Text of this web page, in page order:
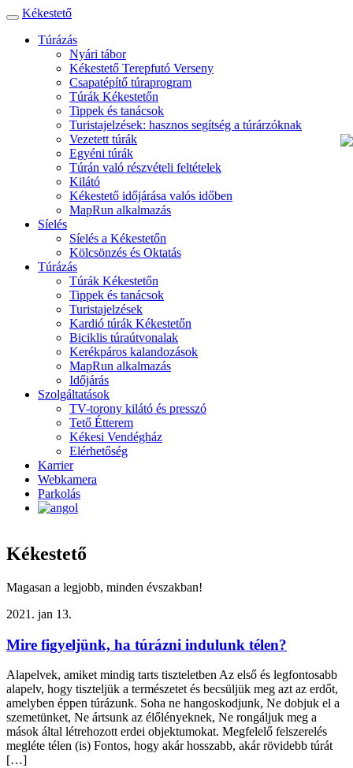
Toggle
navigation
Kékestető
Túrázás
Nyári tábor
Kékestető Terepfutó Verseny
Csapatépítő túraprogram
Túrák Kékestetőn
Tippek és tanácsok
Turistajelzések: hasznos segítség a túrárzóknak
Vezetett túrák
Egyéni túrák
Túrán való részvételi feltételek
Kilátó
Kékestető időjárása valós időben
MapRun alkalmazás
Síelés
Síelés a Kékestetőn
Kölcsönzés és Oktatás
Túrázás
Túrák Kékestetőn
Tippek és tanácsok
Turistajelzések
Kardió túrák Kékestetőn
Biciklis túraútvonalak
Kerékpáros kalandozások
MapRun alkalmazás
Időjárás
Szolgáltatások
TV-torony kilátó és presszó
Tető Étterem
Kékesi Vendégház
Elérhetőség
Karrier
Webkamera
Parkolás
Kékestető
Magasan a legjobb, minden évszakban!
2021. jan 13.
Mire figyeljünk, ha túrázni indulunk télen?
Alapelvek, amiket mindig tarts tiszteletben Az első és legfontosabb
alapelv, hogy tiszteljük a természetet és becsüljük meg azt az erdőt,
amelyben éppen túrázunk. Soha ne hangoskodjunk, Ne dobjuk el a
szemetünket, Ne ártsunk az élőlényeknek, Ne rongáljuk meg a
mások által létrehozott erdei objektumokat. Megfelelő felszerelés
megléte télen (is) Fontos, hogy akár hosszabb, akár rövidebb túrát
[…]